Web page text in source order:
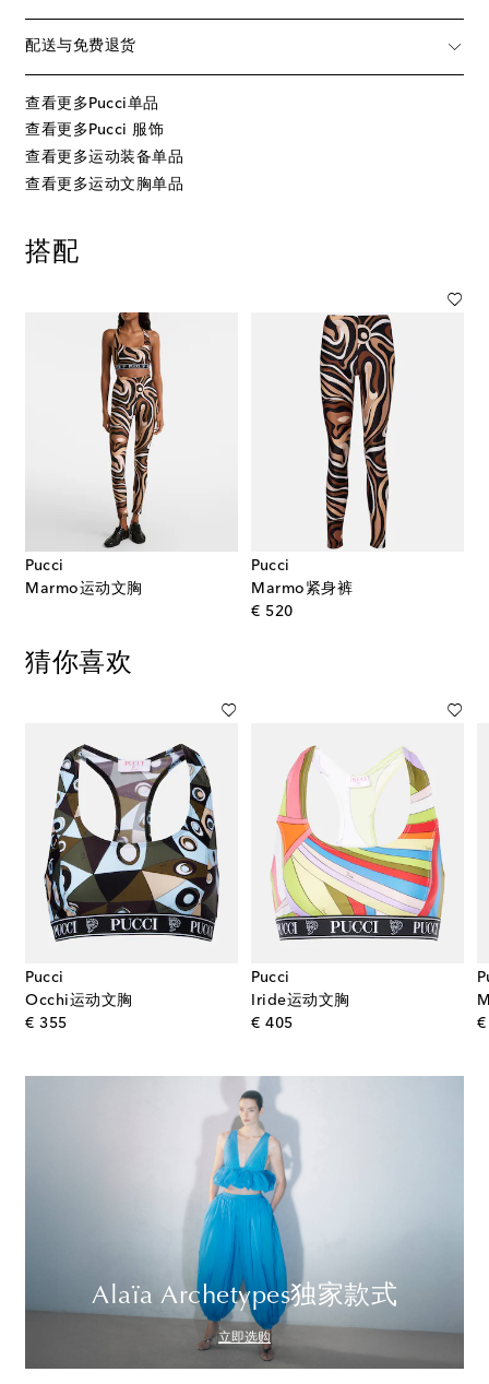
配送与免费退货
查看更多Pucci单品
查看更多Pucci 服饰
查看更多运动装备单品
查看更多运动文胸单品
搭配
Pucci
Marmo运动文胸
Pucci
Marmo紧身裤
€ 520original price
猜你喜欢
Pucci
Occhi运动文胸
€ 355original price
Pucci
Iride运动文胸
€ 405original price
€
Alaïa Archetypes独家款式
立即选购